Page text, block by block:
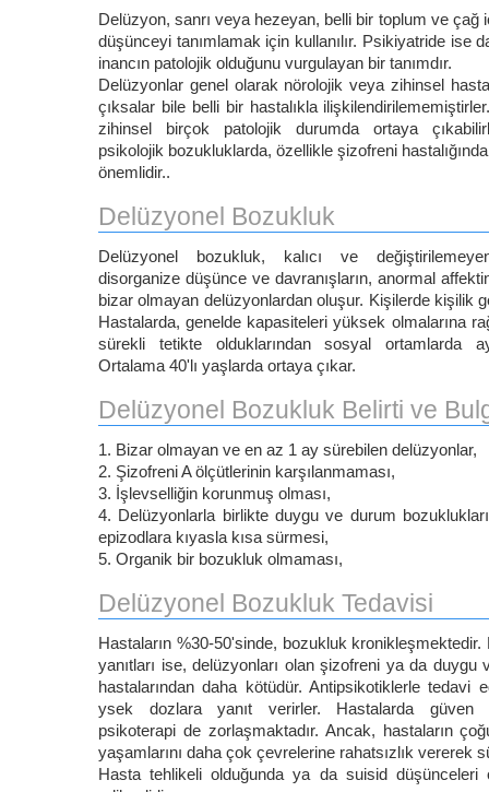
Delüzyon, sanrı veya hezeyan, belli bir toplum ve çağ
düşünceyi tanımlamak için kullanılır. Psikiyatride ise
inancın patolojik olduğunu vurgulayan bir tanımdır.
Delüzyonlar genel olarak nörolojik veya zihinsel
çıksalar bile belli bir hastalıkla
zihinsel birçok patolojik durumda ortaya
psikolojik bozukluklarda, özellikle şizofreni
önemlidir..
Delüzyonel Bozukluk
Delüzyonel bozukluk, kalıcı ve
disorganize düşünce ve davranışların, anormal
bizar olmayan delüzyonlardan oluşur. Kişilerde kişilik
Hastalarda, genelde kapasiteleri yüksek olmalarına
sürekli tetikte olduklarından sosyal ortamlarda
Ortalama 40'lı yaşlarda ortaya çıkar.
Delüzyonel Bozukluk Belirti ve
1. Bizar olmayan ve en az 1 ay sürebilen delüzyonlar,
2. Şizofreni A ölçütlerinin karşılanmaması,
3. İşlevselliğin korunmuş olması,
4. Delüzyonlarla birlikte duygu ve durum
epizodlara kıyasla kısa sürmesi,
5. Organik bir bozukluk olmaması,
Delüzyonel Bozukluk Tedavisi
Hastaların %30-50'sinde, bozukluk
yanıtları ise, delüzyonları olan şizofreni ya da duygu
hastalarından daha kötüdür. Antipsikotiklerle tedavi
ysek dozlara yanıt verirler. Hastalarda güven
psikoterapi de zorlaşmaktadır. Ancak, hastaların
yaşamlarını daha çok çevrelerine rahatsızlık vererek
Hasta tehlikeli olduğunda ya da suisid düşünceleri